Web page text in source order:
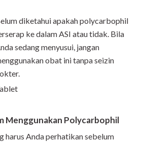
diketahui apakah polycarbophil
ke dalam ASI atau tidak. Bila
sedang menyusui, jangan
obat ini tanpa seizin
Menggunakan Polycarbophil
harus Anda perhatikan sebelum